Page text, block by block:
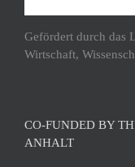
Gefördert durch das
Wirtschaft,
CO-FUNDED BY
ANHALT